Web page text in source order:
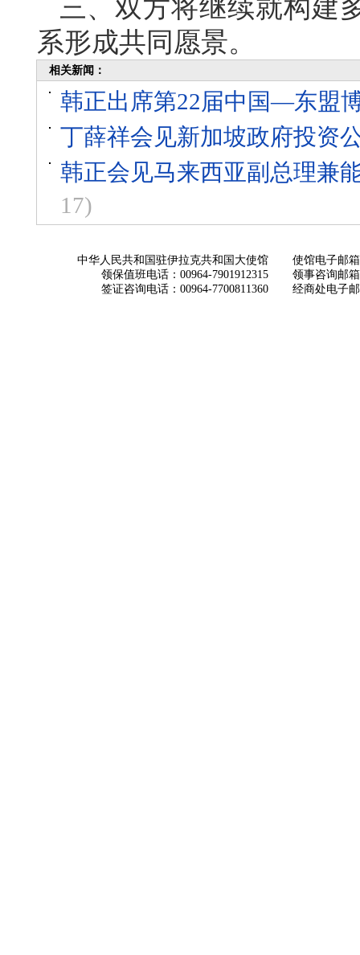
三、双方将继续就构建
系形成共同愿景。
相关新闻：
韩正出席第22届中国—东盟
丁薛祥会见新加坡政府投资
韩正会见马来西亚副总理兼
17)
中华人民共和国驻伊拉克共和国大使馆
领保值班电话：00964-7901912315
签证咨询电话：00964-7700811360
使馆电子邮箱
领事咨询邮箱
经商处电子